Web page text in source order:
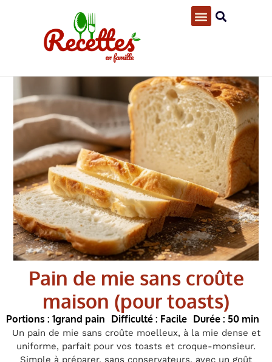
Pain de mie sans croûte
maison (pour toasts)
Portions : 1grand pain Difficulté : Facile Durée : 50 min
Un pain de mie sans croûte moelleux, à la mie dense et
uniforme, parfait pour vos toasts et croque-monsieur.
Simple à préparer, sans conservateurs, avec un goût